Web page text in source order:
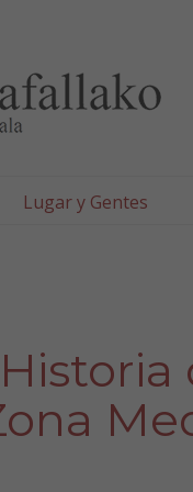
Lugar y Gentes